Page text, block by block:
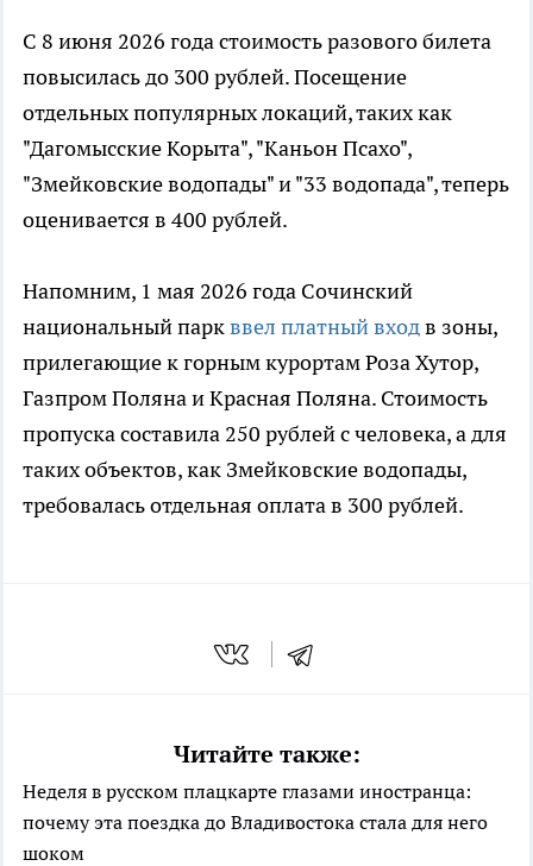
С 8 июня 2026 года стоимость разового билета
повысилась до 300 рублей. Посещение
отдельных популярных локаций, таких как
"Дагомысские Корыта", "Каньон Псахо",
"Змейковские водопады" и "33 водопада", теперь
оценивается в 400 рублей.
Напомним, 1 мая 2026 года Сочинский
национальный паркввел платный входв зоны,
прилегающие к горным курортам Роза Хутор,
Газпром Поляна и Красная Поляна. Стоимость
пропуска составила 250 рублей с человека, а для
таких объектов, как Змейковские водопады,
требовалась отдельная оплата в 300 рублей.
Читайте также:
Неделя в русском плацкарте глазами иностранца:
почему эта поездка до Владивостока стала для него
шоком